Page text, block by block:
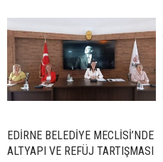
EDİRNE BELEDİYE MECLİSİ’NDE
ALTYAPI VE REFÜJ TARTIŞMASI